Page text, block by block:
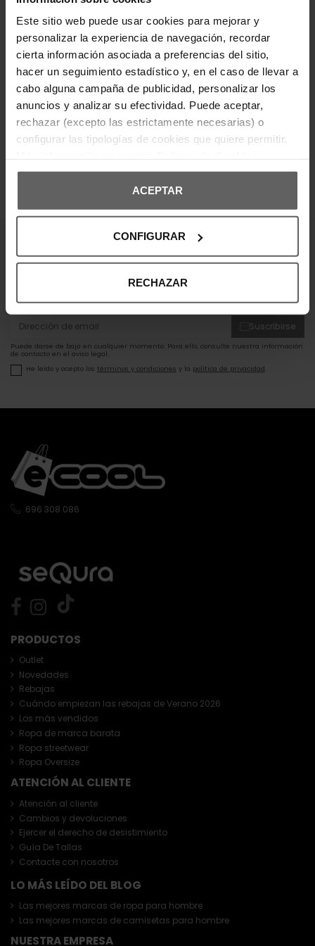
Este sitio web puede usar cookies para mejorar y
personalizar la experiencia de navegación, recordar
cierta información asociada a preferencias del sitio,
hacer un seguimiento estadístico y, en el caso de llevar a
cabo alguna campaña de publicidad, personalizar los
anuncios y analizar su efectividad. Puede aceptar,
rechazar (excepto las estrictamente necesarias) o
configurar las tipologías de cookies que quiere permitir.
ACEPTAR
CONFIGURAR
RECHAZAR
Prendas de punto finas y elásticas. Ajuste estándar.
Composición: 95% Algodón, 5% Elastano.
DETALLES DEL PRODUCTO
DEVOLUCIONES Y CAMBIOS
INFORMACIÓN ENVÍOS
¡Entérate de todas las novedades y
Suscribte a nuestra newsletter y no te pierdas nada.
Suscribirse
Puede darse de baja en cualquier momento. Para ello, consulte nuestra información
de contacto en el aviso legal.
He leído y acepto los términos y condiciones y la política de privacidad
PRODUCTOS
Outlet
Novedades
Rebajas
Cuándo empiezan las rebajas de Verano 2026
Los más vendidos
Ropa de marca barata
Ropa streetwear
Ropa Oversize
ATENCIÓN AL CLIENTE
Atención al cliente
Cambios y devoluciones
Ejercer el derecho de desistimiento
Guía De Tallas
Contacte con nosotros
LO MÁS LEÍDO DEL BLOG
Las mejores marcas de ropa para hombre
Las mejores marcas de camisetas para hombre
NUESTRA EMPRESA
696 308 086